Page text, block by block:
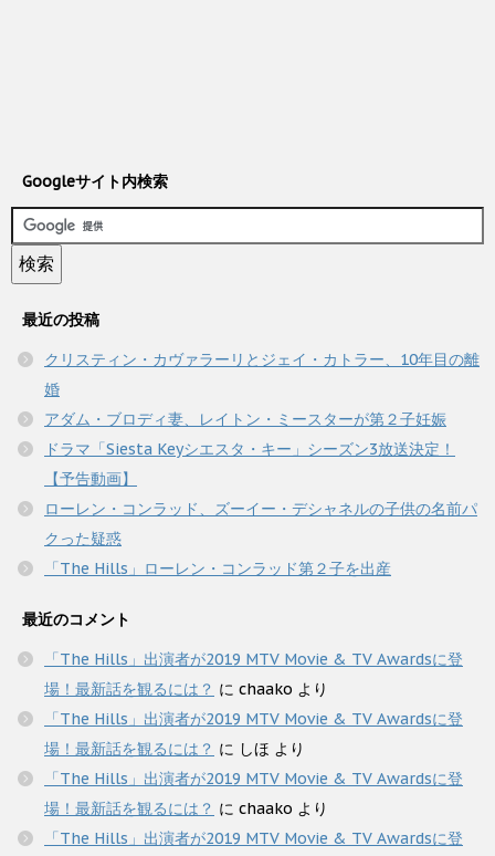
Googleサイト内検索
最近の投稿
クリスティン・カヴァラーリとジェイ・カトラー、10年目の離
婚
アダム・ブロディ妻、レイトン・ミースターが第２子妊娠
ドラマ「Siesta Keyシエスタ・キー」シーズン3放送決定！
【予告動画】
ローレン・コンラッド、ズーイー・デシャネルの子供の名前パ
クった疑惑
「The Hills」ローレン・コンラッド第２子を出産
最近のコメント
「The Hills」出演者が2019 MTV Movie & TV Awardsに登
場！最新話を観るには？ に chaako より
「The Hills」出演者が2019 MTV Movie & TV Awardsに登
場！最新話を観るには？ に しほ より
「The Hills」出演者が2019 MTV Movie & TV Awardsに登
場！最新話を観るには？ に chaako より
「The Hills」出演者が2019 MTV Movie & TV Awardsに登